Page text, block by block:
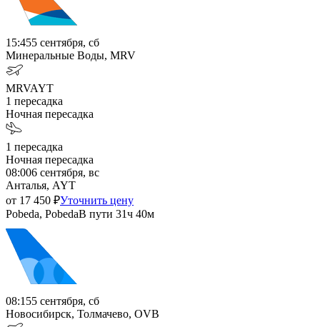
15:455 сентября, сб
Минеральные Воды, MRV
MRVAYT
1 пересадка
Ночная пересадка
1 пересадка
Ночная пересадка
08:006 сентября, вс
Анталья, AYT
от 17 450 ₽Уточнить цену
Pobeda, PobedaВ пути 31ч 40м
08:155 сентября, сб
Новосибирск, Толмачево, OVB